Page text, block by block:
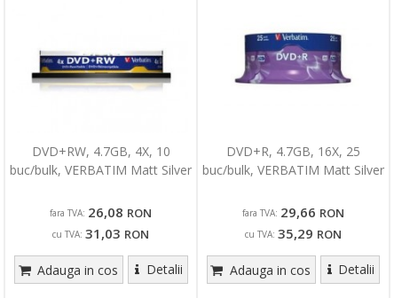
DVD+RW, 4.7GB, 4X, 10
buc/bulk, VERBATIM Matt Silver
fara TVA: 26,08 RON
cu TVA: 31,03 RON
Adauga in cos Detalii
DVD+R, 4.7GB, 16X, 25
buc/bulk, VERBATIM Matt Silver
fara TVA: 29,66 RON
cu TVA: 35,29 RON
Adauga in cos Detalii